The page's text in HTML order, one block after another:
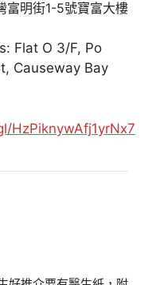
富明街1-5號寶富大樓
Flat O 3/F, Po
Causeway Bay
HzPiknywAfj1yrNx7